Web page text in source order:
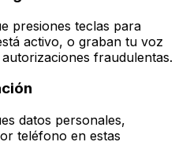
presiones teclas para
activo, o graban tu voz
fraudulentas.
datos personales,
teléfono en estas